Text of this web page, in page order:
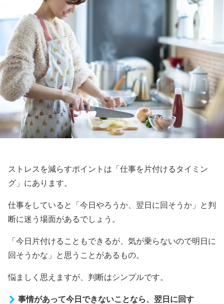
ストレスを減らすポイントは「仕事を片付けるタイミン
グ」にあります。
仕事をしていると「今日やろうか、翌日に回そうか」と判
断に迷う場面があるでしょう。
「今日片付けることもできるが、気が乗らないので明日に
回そうかな」と思うことがあるもの。
悩ましく思えますが、判断はシンプルです。
事情があって今日できないことなら、翌日に回す